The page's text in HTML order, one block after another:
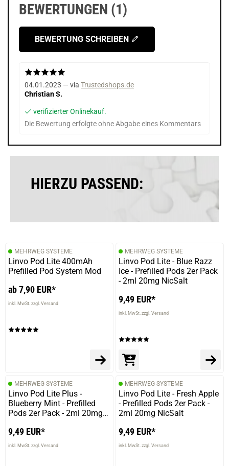
BEWERTUNGEN (1)
BEWERTUNG SCHREIBEN
04.01.2023 — via Trustedshops.de
Christian S.
verifizierter Onlinekauf.
Die Bewertung erfolgte ohne Abgabe eines Kommentars
HIERZU PASSEND:
MEHRWEG SYSTEME
Linvo Pod Lite 400mAh
Prefilled Pod System Mod
ab 7,90 EUR*
inkl. MwSt. zzgl. Versand
MEHRWEG SYSTEME
Linvo Pod Lite - Blue Razz
Ice - Prefilled Pods 2er Pack
- 2ml 20mg NicSalt
9,49 EUR*
inkl. MwSt. zzgl. Versand
MEHRWEG SYSTEME
Linvo Pod Lite Plus -
Blueberry Mint - Prefilled
Pods 2er Pack - 2ml 20mg
9,49 EUR*
inkl. MwSt. zzgl. Versand
MEHRWEG SYSTEME
Linvo Pod Lite - Fresh Apple
- Prefilled Pods 2er Pack -
2ml 20mg NicSalt
9,49 EUR*
inkl. MwSt. zzgl. Versand